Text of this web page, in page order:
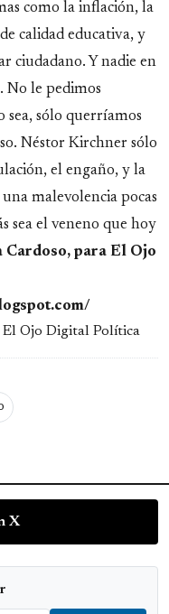
como la inflación, la
calidad educativa, y
ciudadano. Y nadie en
No le pedimos
sea, sólo querríamos
Néstor Kirchner sólo
el engaño, y la
malevolencia pocas
sea el veneno que hoy
para El Ojo
Ojo Digital Política
X